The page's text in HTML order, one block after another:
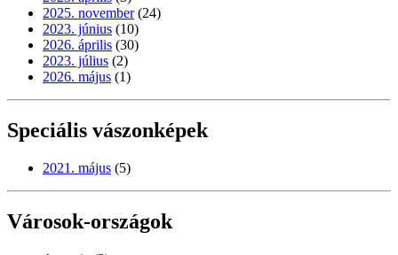
2025. november (24)
2023. június (10)
2026. április (30)
2023. július (2)
2026. május (1)
Speciális vászonképek
2021. május (5)
Városok-országok